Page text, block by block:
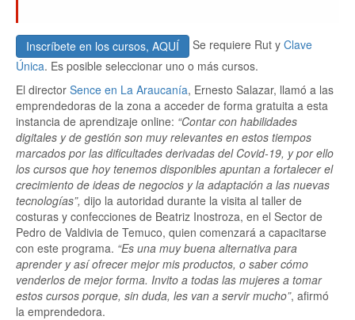
Inscríbete en los cursos, AQUÍ Se requiere Rut y Clave
Única. Es posible seleccionar uno o más cursos.
El director Sence en La Araucanía, Ernesto Salazar, llamó a las
emprendedoras de la zona a acceder de forma gratuita a esta
instancia de aprendizaje online: “Contar con habilidades
digitales y de gestión son muy relevantes en estos tiempos
marcados por las dificultades derivadas del Covid-19, y por ello
los cursos que hoy tenemos disponibles apuntan a fortalecer el
crecimiento de ideas de negocios y la adaptación a las nuevas
tecnologías”, dijo la autoridad durante la visita al taller de
costuras y confecciones de Beatriz Inostroza, en el Sector de
Pedro de Valdivia de Temuco, quien comenzará a capacitarse
con este programa. “Es una muy buena alternativa para
aprender y así ofrecer mejor mis productos, o saber cómo
venderlos de mejor forma. Invito a todas las mujeres a tomar
estos cursos porque, sin duda, les van a servir mucho”, afirmó
la emprendedora.